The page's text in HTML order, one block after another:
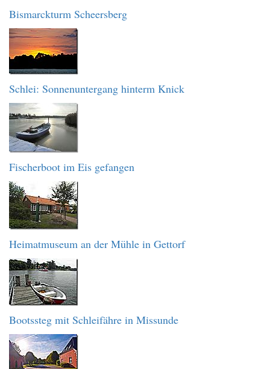
Bismarckturm Scheersberg
Schlei: Sonnenuntergang hinterm Knick
Fischerboot im Eis gefangen
Heimatmuseum an der Mühle in Gettorf
Bootssteg mit Schleifähre in Missunde